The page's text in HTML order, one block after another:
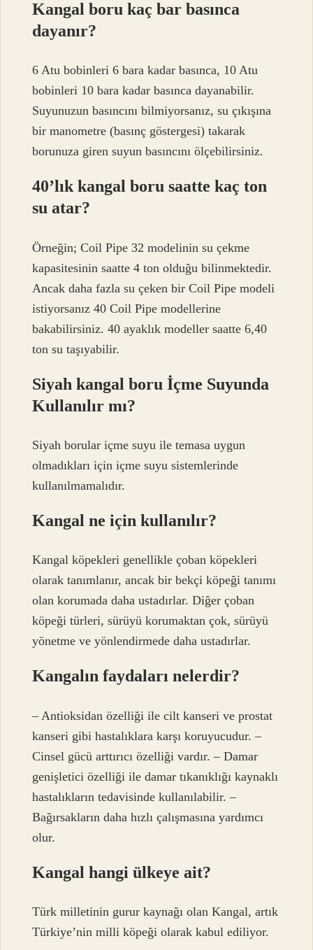
Kangal boru kaç bar basınca
dayanır?
6 Atu bobinleri 6 bara kadar basınca, 10 Atu
bobinleri 10 bara kadar basınca dayanabilir.
Suyunuzun basıncını bilmiyorsanız, su çıkışına
bir manometre (basınç göstergesi) takarak
borunuza giren suyun basıncını ölçebilirsiniz.
40’lık kangal boru saatte kaç ton
su atar?
Örneğin; Coil Pipe 32 modelinin su çekme
kapasitesinin saatte 4 ton olduğu bilinmektedir.
Ancak daha fazla su çeken bir Coil Pipe modeli
istiyorsanız 40 Coil Pipe modellerine
bakabilirsiniz. 40 ayaklık modeller saatte 6,40
ton su taşıyabilir.
Siyah kangal boru İçme Suyunda
Kullanılır mı?
Siyah borular içme suyu ile temasa uygun
olmadıkları için içme suyu sistemlerinde
kullanılmamalıdır.
Kangal ne için kullanılır?
Kangal köpekleri genellikle çoban köpekleri
olarak tanımlanır, ancak bir bekçi köpeği tanımı
olan korumada daha ustadırlar. Diğer çoban
köpeği türleri, sürüyü korumaktan çok, sürüyü
yönetme ve yönlendirmede daha ustadırlar.
Kangalın faydaları nelerdir?
– Antioksidan özelliği ile cilt kanseri ve prostat
kanseri gibi hastalıklara karşı koruyucudur. –
Cinsel gücü arttırıcı özelliği vardır. – Damar
genişletici özelliği ile damar tıkanıklığı kaynaklı
hastalıkların tedavisinde kullanılabilir. –
Bağırsakların daha hızlı çalışmasına yardımcı
olur.
Kangal hangi ülkeye ait?
Türk milletinin gurur kaynağı olan Kangal, artık
Türkiye’nin milli köpeği olarak kabul ediliyor.